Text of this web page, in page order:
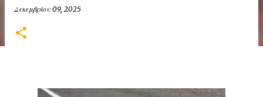
Δεκεμβρίου 09, 2025